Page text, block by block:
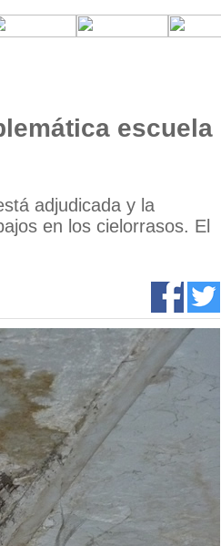
escuela
adjudicada y la
en los cielorrasos. El